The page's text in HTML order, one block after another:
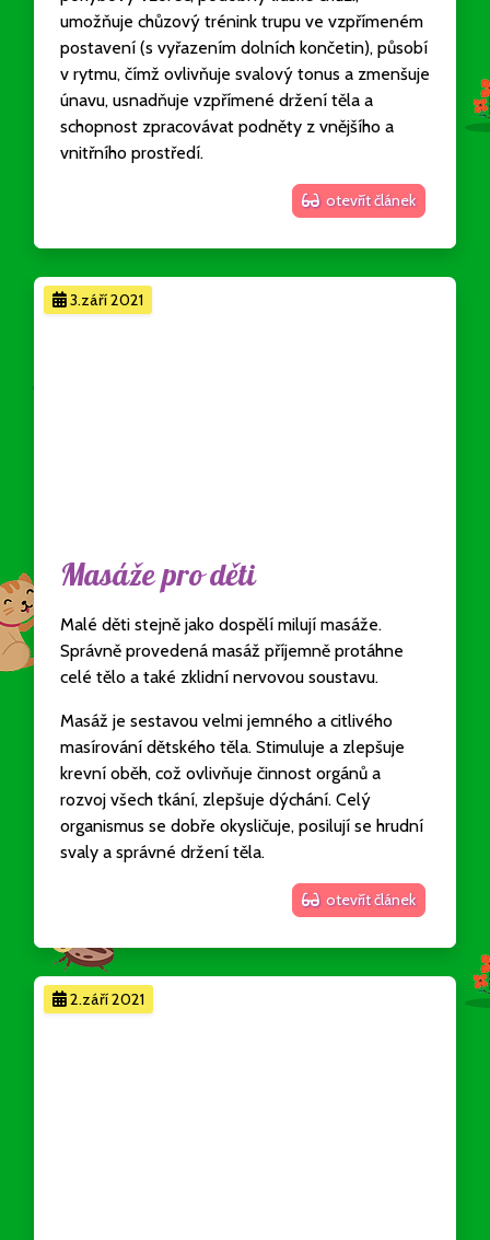
umožňuje chůzový trénink trupu ve vzpřímeném
postavení (s vyřazením dolních končetin), působí
v rytmu, čímž ovlivňuje svalový tonus a zmenšuje
únavu, usnadňuje vzpřímené držení těla a
schopnost zpracovávat podněty z vnějšího a
vnitřního prostředí.
otevřít článek
3.září 2021
Masáže pro děti
Malé děti stejně jako dospělí milují masáže.
Správně provedená masáž příjemně protáhne
celé tělo a také zklidní nervovou soustavu.
Masáž je sestavou velmi jemného a citlivého
masírování dětského těla. Stimuluje a zlepšuje
krevní oběh, což ovlivňuje činnost orgánů a
rozvoj všech tkání, zlepšuje dýchání. Celý
organismus se dobře okysličuje, posilují se hrudní
svaly a správné držení těla.
otevřít článek
2.září 2021